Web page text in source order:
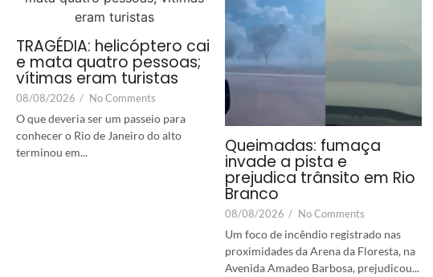
TRAGÉDIA: helicóptero cai
e mata quatro pessoas;
vítimas eram turistas
08/08/2026 / No Comments
O que deveria ser um passeio para
conhecer o Rio de Janeiro do alto
terminou em...
Queimadas: fumaça
invade a pista e
prejudica trânsito em Rio
Branco
08/08/2026 / No Comments
Um foco de incêndio registrado nas
proximidades da Arena da Floresta, na
Avenida Amadeo Barbosa, prejudicou...